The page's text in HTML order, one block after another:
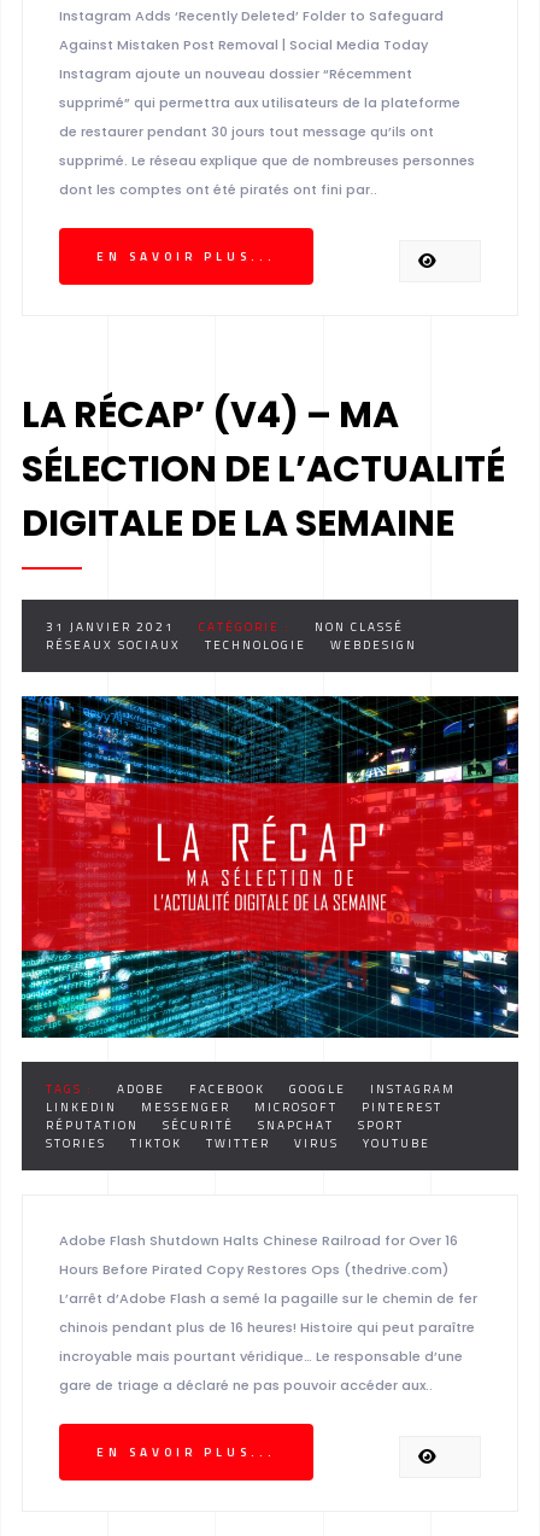
Instagram Adds ‘Recently Deleted’ Folder to Safeguard
Against Mistaken Post Removal | Social Media Today
Instagram ajoute un nouveau dossier “Récemment
supprimé” qui permettra aux utilisateurs de la plateforme
de restaurer pendant 30 jours tout message qu’ils ont
supprimé. Le réseau explique que de nombreuses personnes
dont les comptes ont été piratés ont fini par..
EN SAVOIR PLUS...
LA RÉCAP’ (V4) – MA
SÉLECTION DE L’ACTUALITÉ
DIGITALE DE LA SEMAINE
31 JANVIER 2021 CATÉGORIE :
NON CLASSÉ
RÉSEAUX SOCIAUX
TECHNOLOGIE WEBDESIGN
TAGS : ADOBE FACEBOOK GOOGLE
INSTAGRAM
LINKEDIN
MESSENGER MICROSOFT
PINTEREST
RÉPUTATION
SÉCURITÉ SNAPCHAT
SPORT
STORIES
TIKTOK TWITTER VIRUS YOUTUBE
Adobe Flash Shutdown Halts Chinese Railroad for Over 16
Hours Before Pirated Copy Restores Ops (thedrive.com)
L’arrêt d’Adobe Flash a semé la pagaille sur le chemin de fer
chinois pendant plus de 16 heures! Histoire qui peut paraître
incroyable mais pourtant véridique… Le responsable d’une
gare de triage a déclaré ne pas pouvoir accéder aux..
EN SAVOIR PLUS...